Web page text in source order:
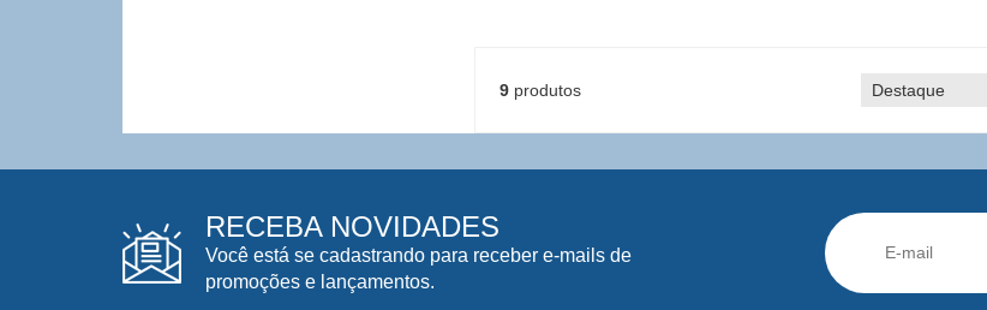
9produtos
RECEBA NOVIDADES
Você está se cadastrando para receber e-mails de
promoções e lançamentos.